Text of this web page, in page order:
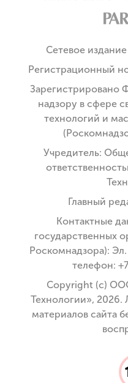
Сетевое
Регистрационный
Зарегистрировано
надзору в сфере
технологий и
Учредитель:
Главный
Контактные
государственных
Роскомнадзора):
телефон:
Copyright (с)
Технологии»,
материалов сайта